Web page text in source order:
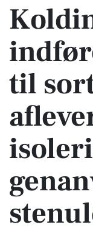
til